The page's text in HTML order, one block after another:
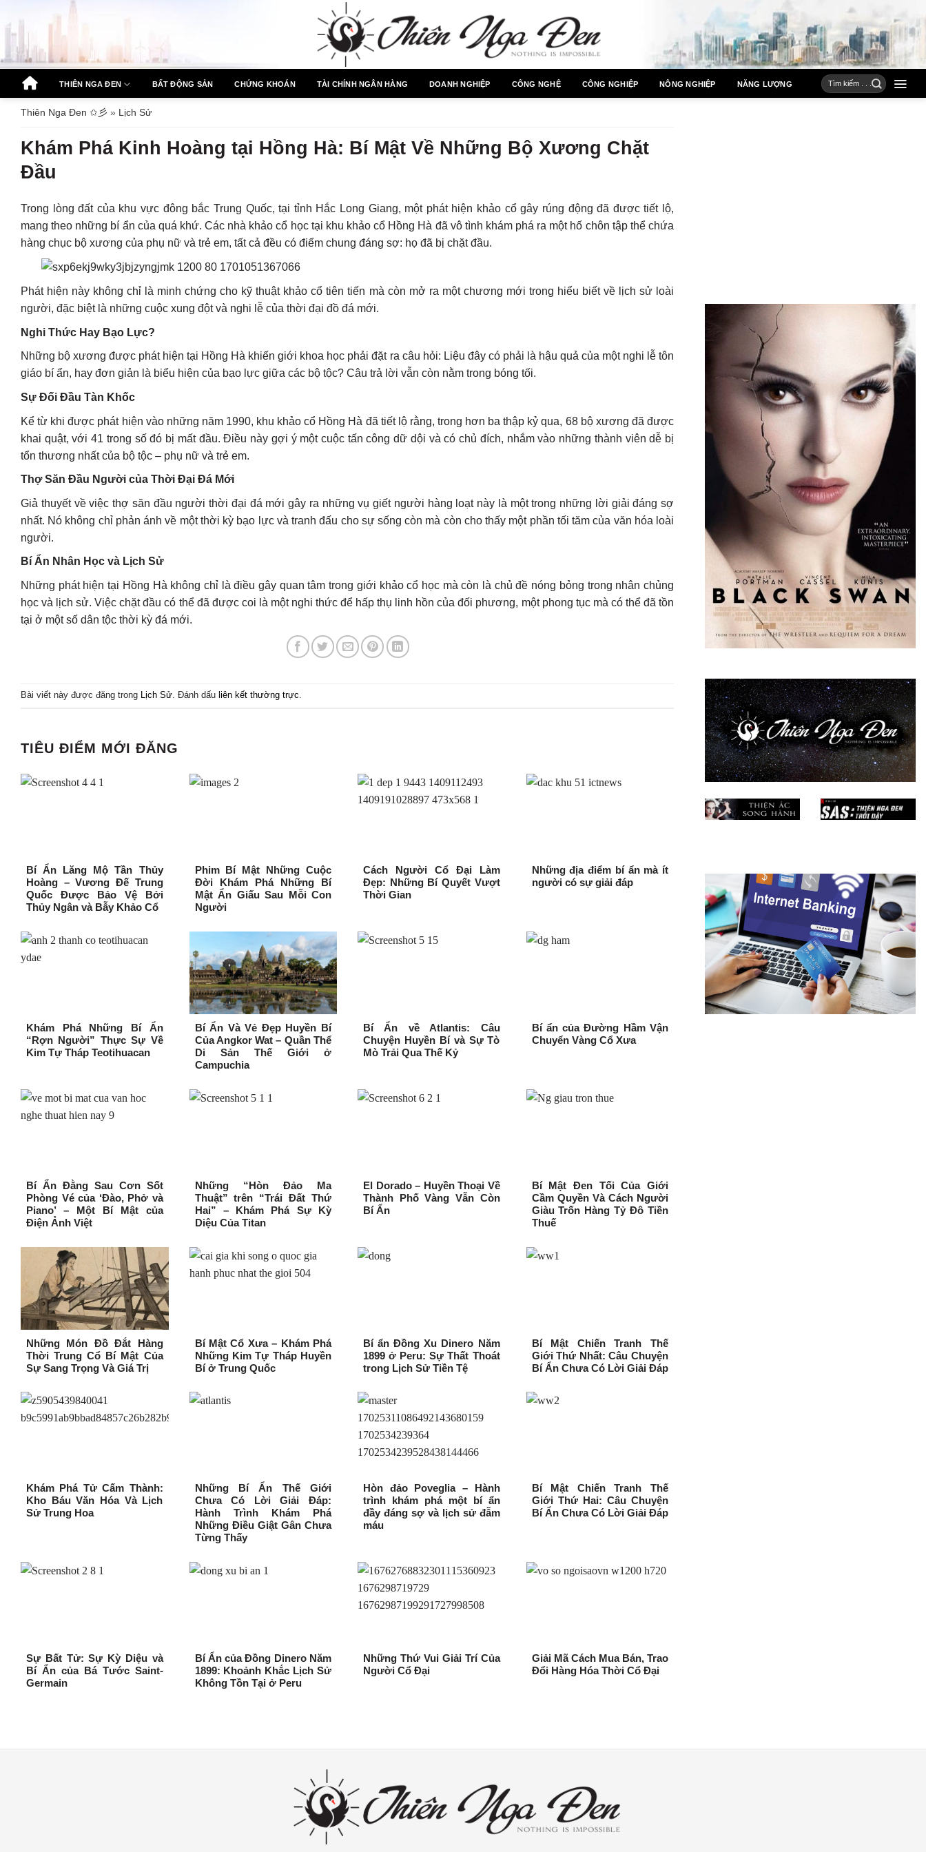
qua
dung
THIÊN NGA ĐEN BẤT ĐỘNG SẢN CHỨNG KHOÁN TÀI CHÍNH NGÂN HÀNG DOANH NGHIỆP CÔNG NGHỆ CÔNG NGHIỆP NÔNG NGHIỆP NĂNG LƯỢNG
Thiên Nga Đen ✩彡 » Lịch Sử
Khám Phá Kinh Hoàng tại Hồng Hà: Bí Mật Về Những Bộ Xương Chặt
Đầu
Trong lòng đất của khu vực đông bắc Trung Quốc, tại tỉnh Hắc Long Giang, một phát hiện khảo cổ gây rúng động đã được tiết lộ,
mang theo những bí ẩn của quá khứ. Các nhà khảo cổ học tại khu khảo cổ Hồng Hà đã vô tình khám phá ra một hố chôn tập thể chứa
hàng chục bộ xương của phụ nữ và trẻ em, tất cả đều có điểm chung đáng sợ: họ đã bị chặt đầu.
Phát hiện này không chỉ là minh chứng cho kỹ thuật khảo cổ tiên tiến mà còn mở ra một chương mới trong hiểu biết về lịch sử loài
người, đặc biệt là những cuộc xung đột và nghi lễ của thời đại đồ đá mới.
Nghi Thức Hay Bạo Lực?
Những bộ xương được phát hiện tại Hồng Hà khiến giới khoa học phải đặt ra câu hỏi: Liệu đây có phải là hậu quả của một nghi lễ tôn
giáo bí ẩn, hay đơn giản là biểu hiện của bạo lực giữa các bộ tộc? Câu trả lời vẫn còn nằm trong bóng tối.
Sự Đối Đầu Tàn Khốc
Kể từ khi được phát hiện vào những năm 1990, khu khảo cổ Hồng Hà đã tiết lộ rằng, trong hơn ba thập kỷ qua, 68 bộ xương đã được
khai quật, với 41 trong số đó bị mất đầu. Điều này gợi ý một cuộc tấn công dữ dội và có chủ đích, nhắm vào những thành viên dễ bị
tổn thương nhất của bộ tộc – phụ nữ và trẻ em.
Thợ Săn Đầu Người của Thời Đại Đá Mới
Giả thuyết về việc thợ săn đầu người thời đại đá mới gây ra những vụ giết người hàng loạt này là một trong những lời giải đáng sợ
nhất. Nó không chỉ phản ánh về một thời kỳ bạo lực và tranh đấu cho sự sống còn mà còn cho thấy một phần tối tăm của văn hóa loài
người.
Bí Ẩn Nhân Học và Lịch Sử
Những phát hiện tại Hồng Hà không chỉ là điều gây quan tâm trong giới khảo cổ học mà còn là chủ đề nóng bỏng trong nhân chủng
học và lịch sử. Việc chặt đầu có thể đã được coi là một nghi thức để hấp thụ linh hồn của đối phương, một phong tục mà có thể đã tồn
tại ở một số dân tộc thời kỳ đá mới.
Bài viết này được đăng trong Lịch Sử. Đánh dấu liên kết thường trực.
TIÊU ĐIỂM MỚI ĐĂNG
Bí Ẩn Lăng Mộ Tần Thủy
Hoàng – Vương Đế Trung
Quốc Được Bảo Vệ Bởi
Thủy Ngân và Bẫy Khảo Cổ
Phim Bí Mật Những Cuộc
Đời Khám Phá Những Bí
Mật Ẩn Giấu Sau Mỗi Con
Người
Cách Người Cổ Đại Làm
Đẹp: Những Bí Quyết Vượt
Thời Gian
Những địa điểm bí ẩn mà ít
người có sự giải đáp
Khám Phá Những Bí Ẩn
“Rợn Người” Thực Sự Về
Kim Tự Tháp Teotihuacan
Bí Ẩn Và Vẻ Đẹp Huyền Bí
Của Angkor Wat – Quần Thể
Di Sản Thế Giới ở
Campuchia
Bí Ẩn về Atlantis: Câu
Chuyện Huyền Bí và Sự Tò
Mò Trải Qua Thế Kỷ
Bí ẩn của Đường Hầm Vận
Chuyển Vàng Cổ Xưa
Bí Ẩn Đằng Sau Cơn Sốt
Phòng Vé của ‘Đào, Phở và
Piano’ – Một Bí Mật của
Điện Ảnh Việt
Những “Hòn Đảo Ma
Thuật” trên “Trái Đất Thứ
Hai” – Khám Phá Sự Kỳ
Diệu Của Titan
El Dorado – Huyền Thoại Về
Thành Phố Vàng Vẫn Còn
Bí Ẩn
Bí Mật Đen Tối Của Giới
Cầm Quyền Và Cách Người
Giàu Trốn Hàng Tỷ Đô Tiền
Thuế
Những Món Đồ Đắt Hàng
Thời Trung Cổ Bí Mật Của
Sự Sang Trọng Và Giá Trị
Bí Mật Cổ Xưa – Khám Phá
Những Kim Tự Tháp Huyền
Bí ở Trung Quốc
Bí ẩn Đồng Xu Dinero Năm
1899 ở Peru: Sự Thất Thoát
trong Lịch Sử Tiền Tệ
Bí Mật Chiến Tranh Thế
Giới Thứ Nhất: Câu Chuyện
Bí Ẩn Chưa Có Lời Giải Đáp
Khám Phá Tử Cấm Thành:
Kho Báu Văn Hóa Và Lịch
Sử Trung Hoa
Những Bí Ẩn Thế Giới
Chưa Có Lời Giải Đáp:
Hành Trình Khám Phá
Những Điều Giật Gân Chưa
Từng Thấy
Hòn đảo Poveglia – Hành
trình khám phá một bí ẩn
đầy đáng sợ và lịch sử đẫm
máu
Bí Mật Chiến Tranh Thế
Giới Thứ Hai: Câu Chuyện
Bí Ẩn Chưa Có Lời Giải Đáp
Sự Bất Tử: Sự Kỳ Diệu và
Bí Ẩn của Bá Tước Saint-
Germain
Bí Ẩn của Đồng Dinero Năm
1899: Khoảnh Khắc Lịch Sử
Không Tồn Tại ở Peru
Những Thứ Vui Giải Trí Của
Người Cổ Đại
Giải Mã Cách Mua Bán, Trao
Đổi Hàng Hóa Thời Cổ Đại